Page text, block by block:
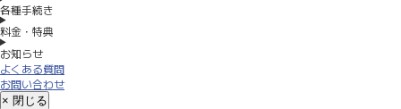
各種手続き
料金・特典
お知らせ
よくある質問
お問い合わせ
× 閉じる